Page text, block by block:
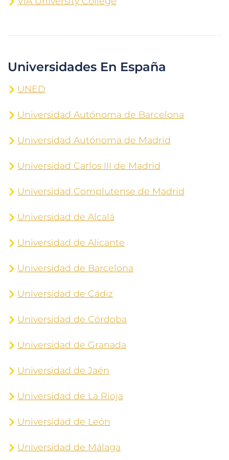
Universidades En España
UNED
Universidad Autónoma de Barcelona
Universidad Autónoma de Madrid
Universidad Carlos III de Madrid
Universidad Complutense de Madrid
Universidad de Alcalá
Universidad de Alicante
Universidad de Barcelona
Universidad de Cádiz
Universidad de Córdoba
Universidad de Granada
Universidad de Jaén
Universidad de La Rioja
Universidad de León
Universidad de Málaga